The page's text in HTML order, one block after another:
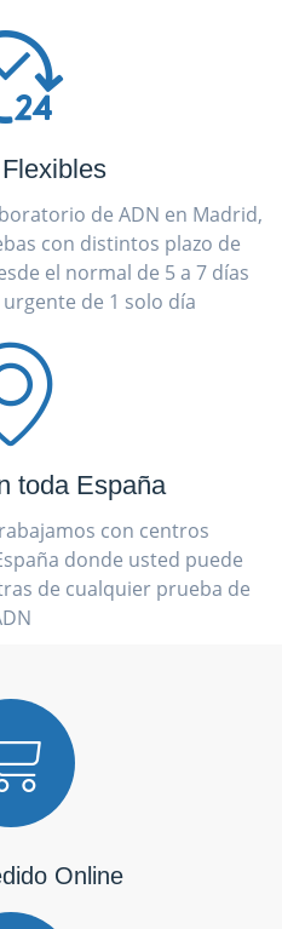
de ADN en Madrid,
con distintos plazo de
el normal de 5 a 7 días
de 1 solo día
toda España
con centros
donde usted puede
de cualquier prueba de
Online